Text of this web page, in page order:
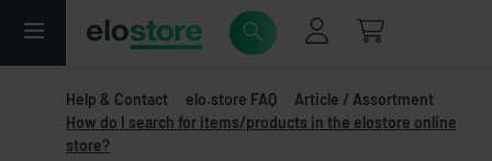
Help & Contact elo.store FAQ
Article / Assortment
How do I search for items/products in the elostore online
store?